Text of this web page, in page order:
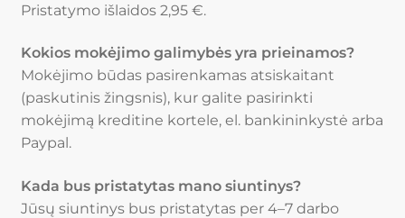
Pristatymo išlaidos 2,95 €.
Kokios mokėjimo galimybės yra prieinamos?
Mokėjimo būdas pasirenkamas atsiskaitant
(paskutinis žingsnis), kur galite pasirinkti
mokėjimą kreditine kortele, el. bankininkystė arba
Paypal.
Kada bus pristatytas mano siuntinys?
Jūsų siuntinys bus pristatytas per 4–7 darbo